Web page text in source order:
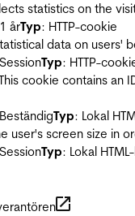
statistics on the
årTyp: HTTP-cookie
data on users'
Typ: HTTP-
cookie contains an
Typ: Lokal
user's screen size in
Typ: Lokal